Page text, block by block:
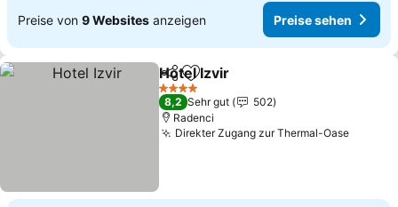
Preise von 9 Websites anzeigen Preise sehen
TeilenZu Favoriten hinzufügen
Hotel Izvir
4 Sterne
8,2 Sehr gut
502
Radenci
Direkter Zugang zur Thermal-OasePreise